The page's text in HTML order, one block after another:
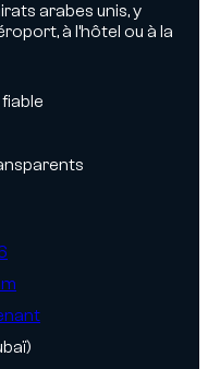
arabes unis, y
à l’hôtel ou à la